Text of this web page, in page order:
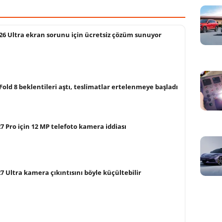
Ultra ekran sorunu için ücretsiz çözüm sunuyor
8 beklentileri aştı, teslimatlar ertelenmeye başladı
Pro için 12 MP telefoto kamera iddiası
Ultra kamera çıkıntısını böyle küçültebilir